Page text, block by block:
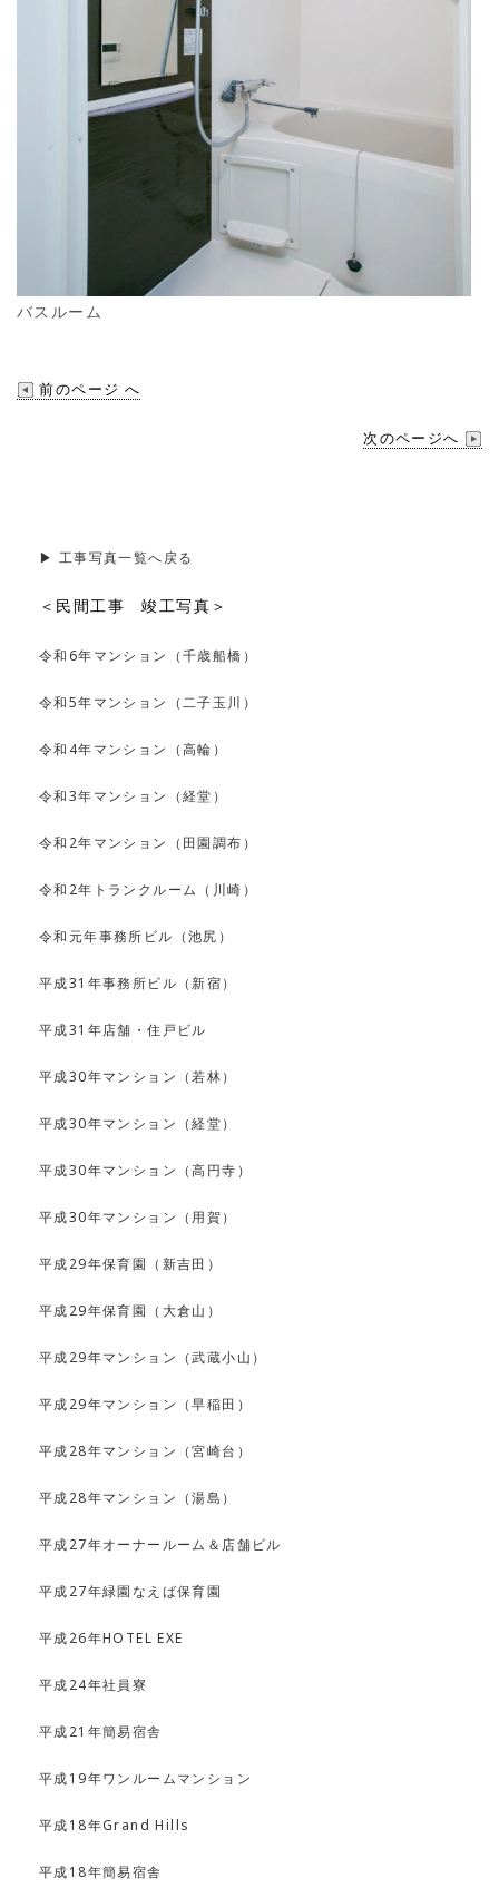
バスルーム
前のページ へ
次のページへ
▶︎ 工事写真一覧へ戻る
＜民間工事 竣工写真＞
令和6年マンション（千歳船橋）
令和5年マンション（二子玉川）
令和4年マンション（高輪）
令和3年マンション（経堂）
令和2年マンション（田園調布）
令和2年トランクルーム（川崎）
令和元年事務所ビル（池尻）
平成31年事務所ビル（新宿）
平成31年店舗・住戸ビル
平成30年マンション（若林）
平成30年マンション（経堂）
平成30年マンション（高円寺）
平成30年マンション（用賀）
平成29年保育園（新吉田）
平成29年保育園（大倉山）
平成29年マンション（武蔵小山）
平成29年マンション（早稲田）
平成28年マンション（宮崎台）
平成28年マンション（湯島）
平成27年オーナールーム＆店舗ビル
平成27年緑園なえば保育園
平成26年HOTEL EXE
平成24年社員寮
平成21年簡易宿舎
平成19年ワンルームマンション
平成18年Grand Hills
平成18年簡易宿舎